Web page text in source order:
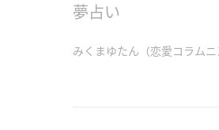
夢占い
みくまゆたん（恋愛コラムニ